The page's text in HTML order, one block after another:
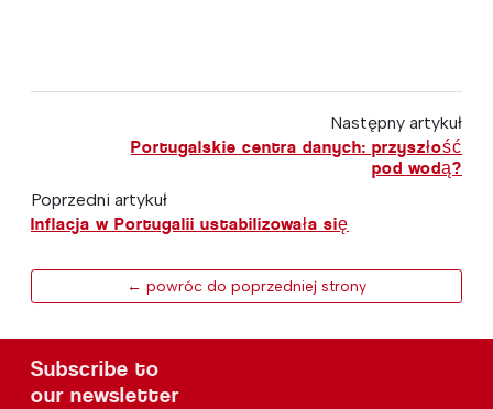
Następny artykuł
Portugalskie centra danych: przyszłość
pod wodą?
Poprzedni artykuł
Inflacja w Portugalii ustabilizowała się
← powróc do poprzedniej strony
Subscribe to
our newsletter